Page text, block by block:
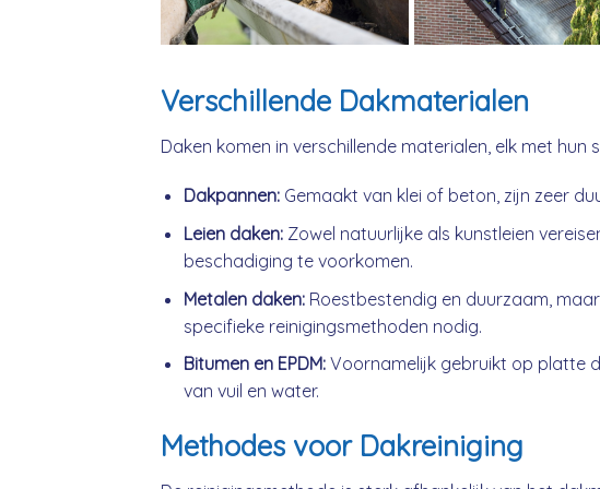
Verschillende Dakmaterialen
Daken komen in verschillende materialen, elk met
Dakpannen:Gemaakt van klei of beton, zijn zeer
Leien daken:Zowel natuurlijke als kunstleien
beschadiging te voorkomen.
Metalen daken:Roestbestendig en duurzaam,
specifieke reinigingsmethoden nodig.
Bitumen en EPDM:Voornamelijk gebruikt op platte
van vuil en water.
Methodes voor Dakreiniging